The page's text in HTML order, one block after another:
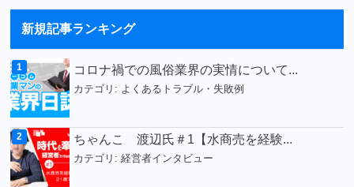
新規記事ランキング
コロナ禍での風俗業界の実情について...
カテゴリ: よくあるトラブル・失敗例
ちゃんこ 渡辺氏＃1【水商売を経験...
カテゴリ:経営者インタビュー